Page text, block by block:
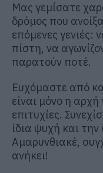
Μας γεμίσατε
δρόμος που
επόμενες γενιές:
πίστη, να
παρατούν ποτέ.
Ευχόμαστε από
είναι μόνο η
επιτυχίες.
ίδια ψυχή και την
Αμαρυνθιακέ,
ανήκει!